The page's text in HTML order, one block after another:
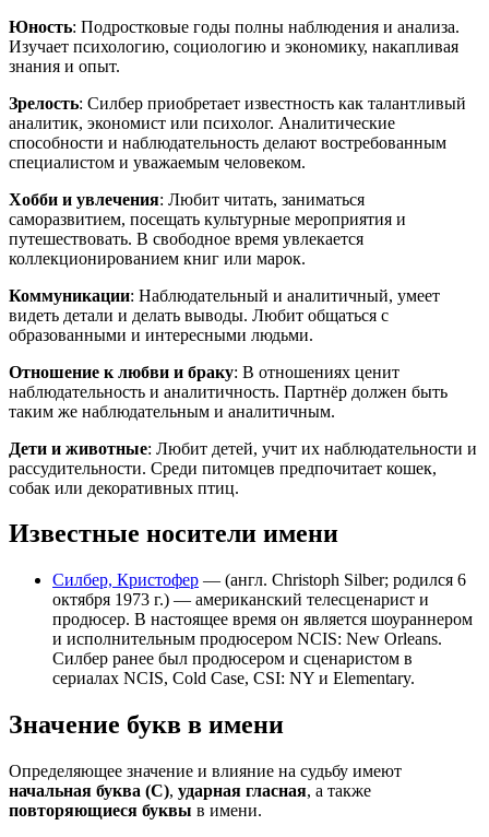
Юность: Подростковые годы полны наблюдения и анализа.
Изучает психологию, социологию и экономику, накапливая
знания и опыт.
Зрелость: Силбер приобретает известность как талантливый
аналитик, экономист или психолог. Аналитические
способности и наблюдательность делают востребованным
специалистом и уважаемым человеком.
Хобби и увлечения: Любит читать, заниматься
саморазвитием, посещать культурные мероприятия и
путешествовать. В свободное время увлекается
коллекционированием книг или марок.
Коммуникации: Наблюдательный и аналитичный, умеет
видеть детали и делать выводы. Любит общаться с
образованными и интересными людьми.
Отношение к любви и браку: В отношениях ценит
наблюдательность и аналитичность. Партнёр должен быть
таким же наблюдательным и аналитичным.
Дети и животные: Любит детей, учит их наблюдательности и
рассудительности. Среди питомцев предпочитает кошек,
собак или декоративных птиц.
Известные носители имени
Силбер, Кристофер — (англ. Christoph Silber; родился 6
октября 1973 г.) — американский телесценарист и
продюсер. В настоящее время он является шоураннером
и исполнительным продюсером NCIS: New Orleans.
Силбер ранее был продюсером и сценаристом в
сериалах NCIS, Cold Case, CSI: NY и Elementary.
Значение букв в имени
Определяющее значение и влияние на судьбу имеют
начальная буква (С), ударная гласная, а также
повторяющиеся буквы в имени.